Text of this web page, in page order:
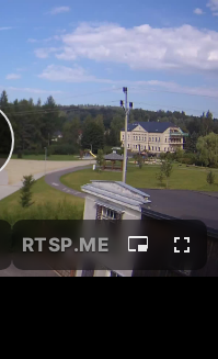
RTSP.ME